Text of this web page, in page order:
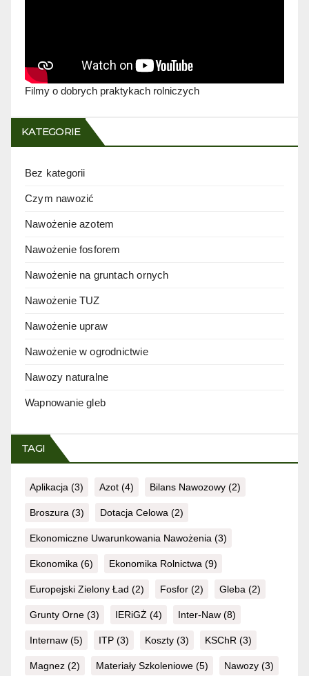
Filmy o dobrych praktykach rolniczych
KATEGORIE
Bez kategorii
Czym nawozić
Nawożenie azotem
Nawożenie fosforem
Nawożenie na gruntach ornych
Nawożenie TUZ
Nawożenie upraw
Nawożenie w ogrodnictwie
Nawozy naturalne
Wapnowanie gleb
TAGI
Aplikacja (3) Azot (4) Bilans Nawozowy (2)
Broszura (3) Dotacja Celowa (2)
Ekonomiczne Uwarunkowania Nawożenia (3)
Ekonomika (6) Ekonomika Rolnictwa (9)
Europejski Zielony Ład (2) Fosfor (2) Gleba (2)
Grunty Orne (3) IERiGŻ (4) Inter-Naw (8)
Internaw (5) ITP (3) Koszty (3) KSChR (3)
Magnez (2) Materiały Szkoleniowe (5) Nawozy (3)